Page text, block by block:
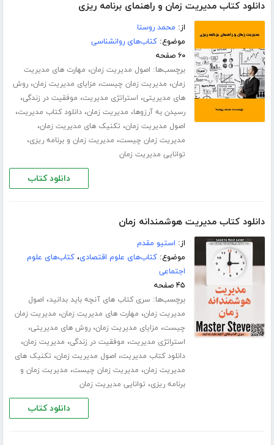
دانلود کتاب مدیریت زمان و راهنمای برنامه ریزی
از: محمد روستا
موضوع:کتاب‌های روانشناسی
۶۰ صفحه
برچسب‌ها: اصول مدیریت زمان، مهارت های مدیریت
زمان، مدیریت زمان چیست، مزایای مدیریت زمان،روش
های مدیریتی، استراتژی مدیریت، موفقیت در زندگی،
رسیدن به آرزوها، مدیریت زمان،دانلود کتاب مدیریت،
اصول مدیریت زمان، تکنیک های مدیریت زمان،
مدیریت زمان چیست، مدیریت زمان و برنامه ریزی،
توانایی مدیریت زمان
دانلود کتاب
دانلود کتاب مدیریت هوشمندانه زمان
از: استیو مقدم
موضوع:کتاب‌های علوم اقتصادی،کتاب‌های علوم
اجتماعی
۴۵ صفحه
برچسب‌ها: سری کتاب های آنچه باید بدانید، اصول
مدیریت زمان، مهارت های مدیریت زمان، مدیریت زمان
چیست، مزایای مدیریت زمان،روش های مدیریتی،
استراتژی مدیریت، موفقیت در زندگی، مدیریت زمان،
دانلود کتاب مدیریت، اصول مدیریت زمان، تکنیک های
مدیریت زمان، مدیریت زمان چیست، مدیریت زمان و
برنامه ریزی، توانایی مدیریت زمان
دانلود کتاب